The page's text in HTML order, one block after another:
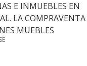
E INMUEBLES EN
LA COMPRAVENTA
MUEBLES